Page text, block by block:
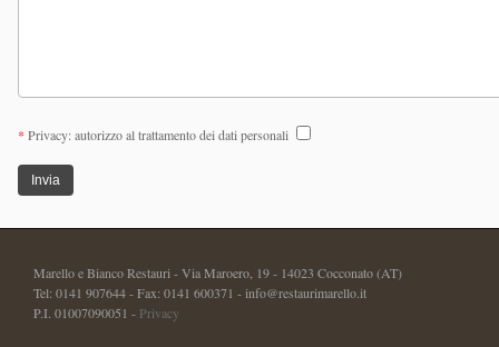
* Privacy: autorizzo al trattamento dei dati personali
Marello e Bianco Restauri - Via Maroero, 19 - 14023 Cocconato (AT)
Tel: 0141 907644 - Fax: 0141 600371 - info@restaurimarello.it
P.I. 01007090051 - Privacy